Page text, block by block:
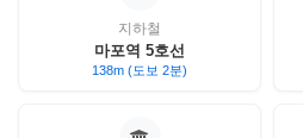
지하철
마포역 5호선
138m (도보 2분)